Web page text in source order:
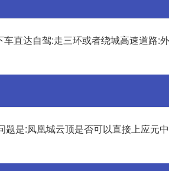
直达自驾:走三环或者绕城高速道路:
是:凤凰城云顶是否可以直接上应元